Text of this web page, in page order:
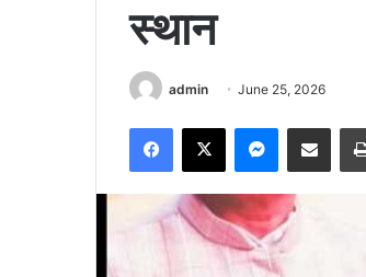
स्थान
admin June 25, 2026
Facebook
X Messenger
Share via Email